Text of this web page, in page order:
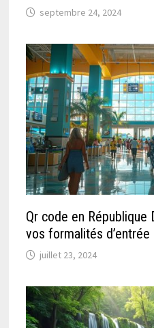
septembre 24, 2024
Qr code en
vos formalités
juillet 23, 2024